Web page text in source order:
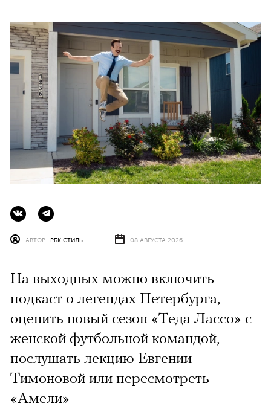
АВТОР РБК СТИЛЬ 08 АВГУСТА 2026
На выходных можно включить
подкаст о легендах Петербурга,
оценить новый сезон «Теда Лассо» с
женской футбольной командой,
послушать лекцию Евгении
Тимоновой или пересмотреть
«Амели»